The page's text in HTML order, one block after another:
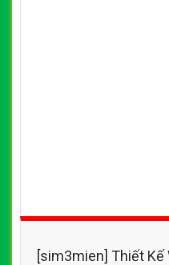
[sim3mien] Thiết